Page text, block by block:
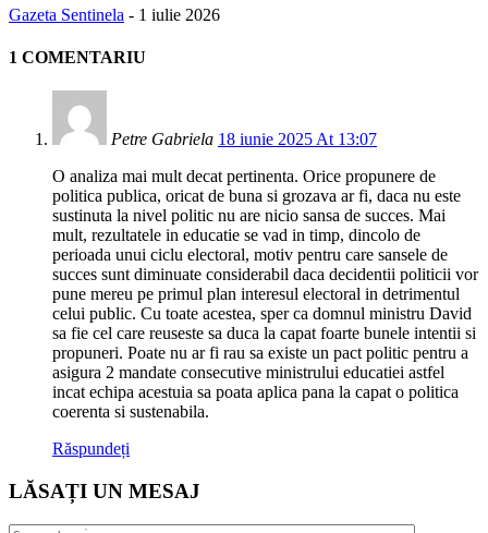
Gazeta Sentinela - 1 iulie 2026
1 COMENTARIU
Petre Gabriela 18 iunie 2025 At 13:07
O analiza mai mult decat pertinenta. Orice propunere de
politica publica, oricat de buna si grozava ar fi, daca nu este
sustinuta la nivel politic nu are nicio sansa de succes. Mai
mult, rezultatele in educatie se vad in timp, dincolo de
perioada unui ciclu electoral, motiv pentru care sansele de
succes sunt diminuate considerabil daca decidentii politicii vor
pune mereu pe primul plan interesul electoral in detrimentul
celui public. Cu toate acestea, sper ca domnul ministru David
sa fie cel care reuseste sa duca la capat foarte bunele intentii si
propuneri. Poate nu ar fi rau sa existe un pact politic pentru a
asigura 2 mandate consecutive ministrului educatiei astfel
incat echipa acestuia sa poata aplica pana la capat o politica
coerenta si sustenabila.
Răspundeți
LĂSAȚI UN MESAJ